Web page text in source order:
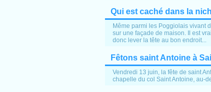
Qui est caché dans la
Même parmi les Poggiolais vivant
sur une façade de maison. Il est
donc lever la tête au bon endroit...
Fêtons saint Antoine à
Vendredi 13 juin, la fête de saint
chapelle du col Saint Antoine, au-